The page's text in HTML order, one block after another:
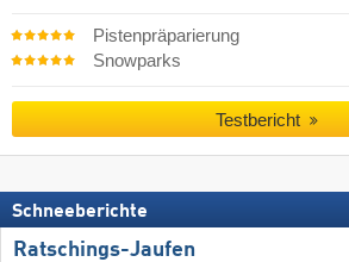
Pistenpräparierung
Snowparks
Testbericht
Schneeberichte
Ratschings-Jaufen